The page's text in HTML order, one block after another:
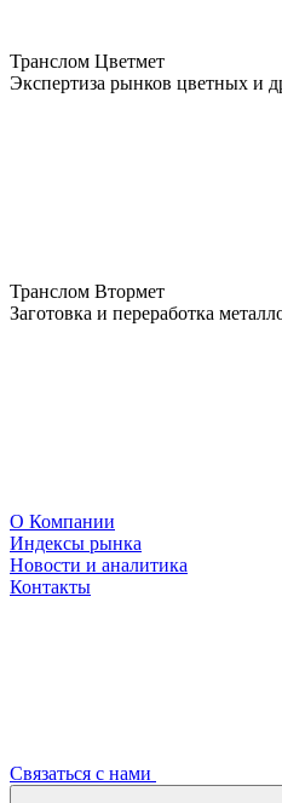
Транслом Цветмет
Экспертиза рынков цветных и
Транслом Втормет
Заготовка и переработка
О Компании
Индексы рынка
Новости и аналитика
Контакты
Связаться с нами